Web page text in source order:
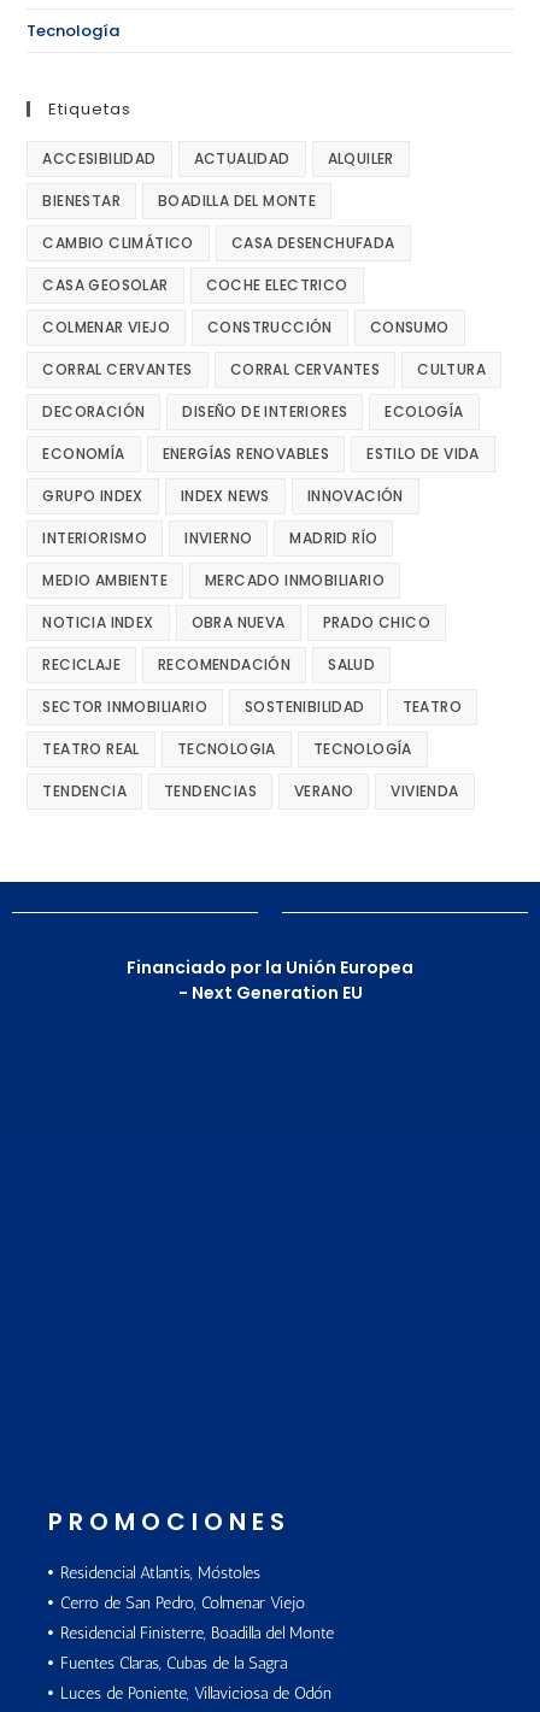
Tecnología
Etiquetas
ACCESIBILIDAD ACTUALIDAD ALQUILER
BIENESTAR BOADILLA DEL MONTE
CAMBIO CLIMÁTICO CASA DESENCHUFADA
CASA GEOSOLAR COCHE ELECTRICO
COLMENAR VIEJO CONSTRUCCIÓN CONSUMO
CORRAL CERVANTES CORRAL CERVANTES CULTURA
DECORACIÓN DISEÑO DE INTERIORES ECOLOGÍA
ECONOMÍA ENERGÍAS RENOVABLES ESTILO DE VIDA
GRUPO INDEX INDEX NEWS INNOVACIÓN
INTERIORISMO INVIERNO MADRID RÍO
MEDIO AMBIENTE MERCADO INMOBILIARIO
NOTICIA INDEX OBRA NUEVA PRADO CHICO
RECICLAJE RECOMENDACIÓN SALUD
SECTOR INMOBILIARIO SOSTENIBILIDAD TEATRO
TEATRO REAL TECNOLOGIA TECNOLOGÍA
TENDENCIA TENDENCIAS VERANO VIVIENDA
Financiado por la Unión Europea
- Next Generation EU
PROMOCIONES
Residencial Atlantis, Móstoles
Cerro de San Pedro, Colmenar Viejo
Residencial Finisterre, Boadilla del Monte
Fuentes Claras, Cubas de la Sagra
Luces de Poniente, Villaviciosa de Odón